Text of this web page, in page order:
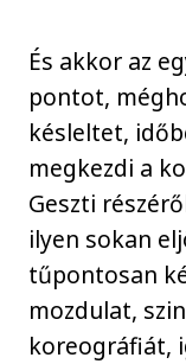
És akkor az
pontot,
késleltet,
megkezdi a
Geszti
ilyen sokan
tűpontosan
mozdulat,
koreográfiát,